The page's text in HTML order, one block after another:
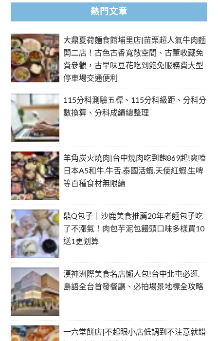
熱門文章
大鼎夏荷麵食館埔里店|苗栗超人氣牛肉麵
開二店！古色古香寬敞空間、古董收藏免
費參觀，古早味豆花吃到飽免服務費大型
停車場交通便利
115分科測驗五標、115分科級距、分科分
數換算、分科成績總整理
羊角炭火燒肉|台中燒肉吃到飽869起!爽嗑
日本A5和牛.牛舌.泰國活蝦.天使紅蝦.生啤
等百種食材無限續
鼎Q包子｜沙鹿美食推薦20年老麵包子吃
了不漲氣！肉包芋泥包饅頭口味多樣買10
送1更划算
漢神洲際美食名店懶人包!台中北屯必逛.
島語全台首發餐廳、必拍場景地標全攻略
一六堂餅店|不起眼小店低調到不注意就錯